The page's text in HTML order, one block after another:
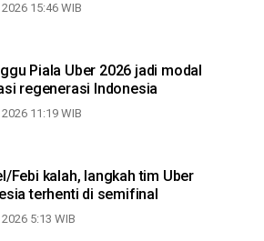
15:46 WIB
Piala Uber 2026 jadi modal
regenerasi Indonesia
11:19 WIB
Febi kalah, langkah tim Uber
terhenti di semifinal
5:13 WIB